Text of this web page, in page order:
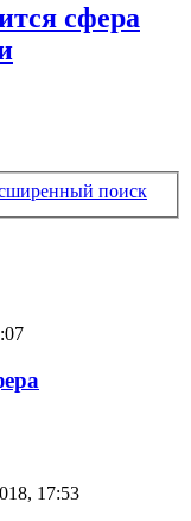
сфера
поиск
17:53